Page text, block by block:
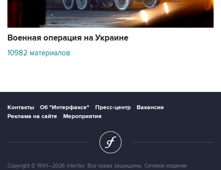
Военная операция на Украине
10982 материалов
Контакты Об "Интерфаксе" Пресс-центр
Вакансии
Реклама на сайте
Мероприятия
Copyright © 1991—2026 Interfax. Все права защищены. Сетевое издание